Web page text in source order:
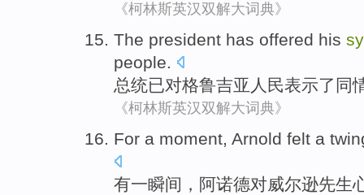
《柯林斯英汉双解大词典》
The president has offered his
people.
总统已对格鲁吉亚 人民表示了 同
《柯林斯英汉双解大词典》
For a moment, Arnold felt a
有一瞬间 ， 阿诺德对威尔逊先生